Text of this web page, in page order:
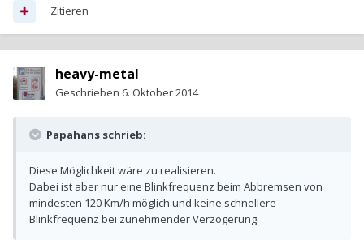
Zitieren
heavy-metal
Geschrieben 6. Oktober 2014
Papahans schrieb:
Diese Möglichkeit wäre zu realisieren.
Dabei ist aber nur eine Blinkfrequenz beim Abbremsen von
mindesten 120 Km/h möglich und keine schnellere
Blinkfrequenz bei zunehmender Verzögerung.